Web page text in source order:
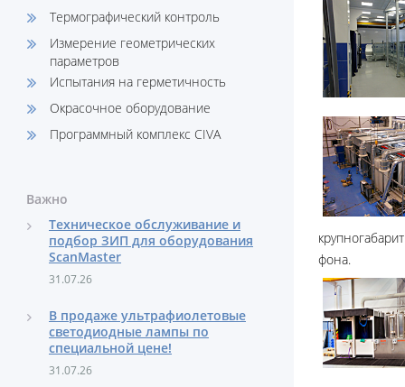
Термографический контроль
Измерение геометрических
параметров
Испытания на герметичность
Окрасочное оборудование
Программный комплекс CIVA
Важно
Техническое обслуживание и
подбор ЗИП для оборудования
ScanMaster
31.07.26
В продаже ультрафиолетовые
светодиодные лампы по
специальной цене!
31.07.26
фона.